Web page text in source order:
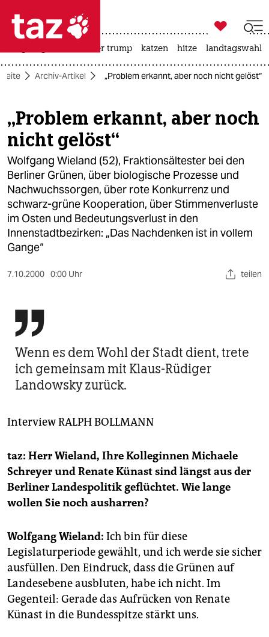
 taz zahl ich
taz zahl ich
themen
politik
öko
gesellschaft
kultur
sport
berlin
wahrheit
verlag
verlag
shop
unterstützen
abo
epaper login

taz zahl ich
usa unter trump katzen hitze landtagswahl
Archiv-Artikel „Problem erkannt, aber noch nicht gelöst“
„Problem erkannt, aber noch
nicht gelöst“
Wolfgang Wieland (52), Fraktionsältester bei den
Berliner Grünen, über biologische Prozesse und
Nachwuchssorgen, über rote Konkurrenz und
schwarz-grüne Kooperation, über Stimmenverluste
im Osten und Bedeutungsverlust in den
Innenstadtbezirken: „Das Nachdenken ist in vollem
Gange“
7.10.2000 0:00 Uhr teilen

Wenn es dem Wohl der Stadt dient, trete
ich gemeinsam mit Klaus-Rüdiger
Landowsky zurück.
InterviewRALPH BOLLMANN
taz: Herr Wieland, Ihre Kolleginnen Michaele
Schreyer und Renate Künast sind längst aus der
Berliner Landespolitik geflüchtet. Wie lange
wollen Sie noch ausharren?
Wolfgang Wieland: Ich bin für diese
Legislaturperiode gewählt, und ich werde sie sicher
ausfüllen. Den Eindruck, dass die Grünen auf
Landesebene ausbluten, habe ich nicht. Im
Gegenteil: Gerade das Aufrücken von Renate
Künast in die Bundesspitze stärkt uns.